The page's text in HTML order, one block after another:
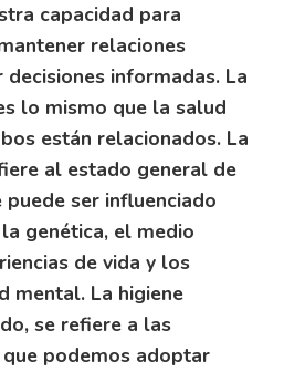
capacidad para
relaciones
informadas. La
lo mismo que la salud
están relacionados. La
al estado general de
ser influenciado
genética, el medio
de vida y los
mental. La higiene
se refiere a las
podemos adoptar